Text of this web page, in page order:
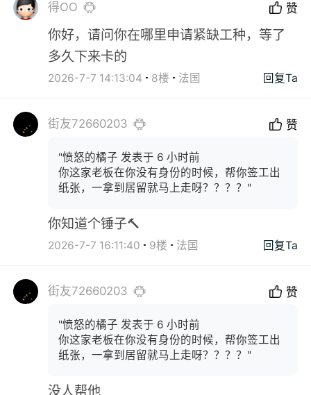
得OO 赞
你好，请问你在哪里申请紧缺工种，等了
多久下来卡的
2026-7-7 14:13:04 8楼 法国 回复Ta
街友72660203 赞
"愤怒的橘子 发表于 6 小时前
你这家老板在你没有身份的时候，帮你签工出
纸张，一拿到居留就马上走呀？？？？"
你知道个锤子🔨
2026-7-7 16:11:40 9楼 法国 回复Ta
街友72660203 赞
"愤怒的橘子 发表于 6 小时前
你这家老板在你没有身份的时候，帮你签工出
纸张，一拿到居留就马上走呀？？？？"
没人帮他